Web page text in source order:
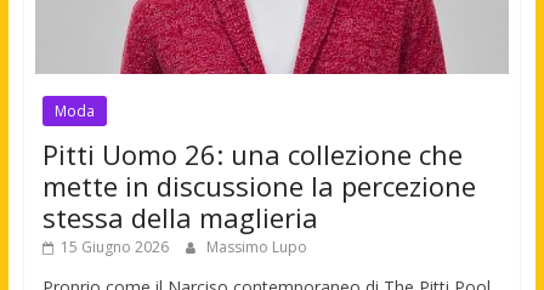
Moda
Pitti Uomo 26: una collezione che
mette in discussione la percezione
stessa della maglieria
15 Giugno 2026 Massimo Lupo